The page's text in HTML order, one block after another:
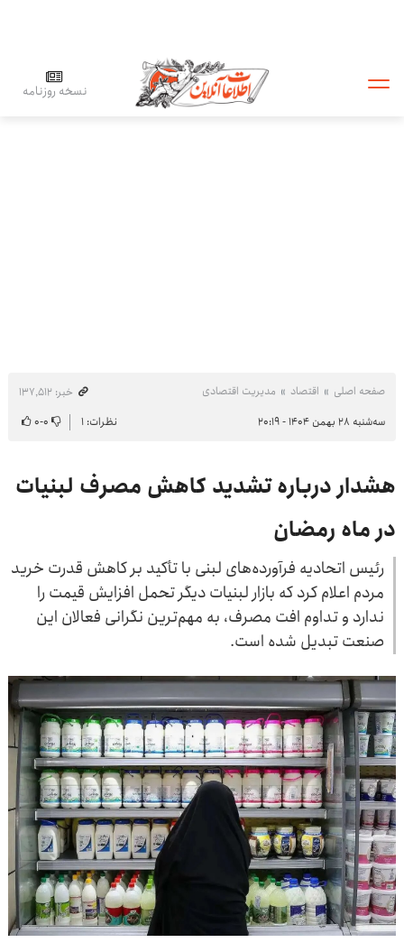
نسخه روزنامه
صفحه اصلی اقتصاد مدیریت اقتصادی
خبر: ۱۳۷٬۵۱۲
سه‌شنبه ۲۸ بهمن ۱۴۰۴ - ۲۰:۱۹
نظرات: ۱ ۰-۰
هشدار درباره تشدید کاهش مصرف لبنیات
در ماه رمضان
رئیس اتحادیه فرآورده‌های لبنی با تأکید بر کاهش قدرت خرید
مردم اعلام کرد که بازار لبنیات دیگر تحمل افزایش قیمت را
ندارد و تداوم افت مصرف، به مهم‌ترین نگرانی فعالان این
صنعت تبدیل شده است.